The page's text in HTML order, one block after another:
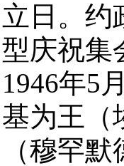
立日。约
型庆祝集
1946年5
基为王（
（穆罕